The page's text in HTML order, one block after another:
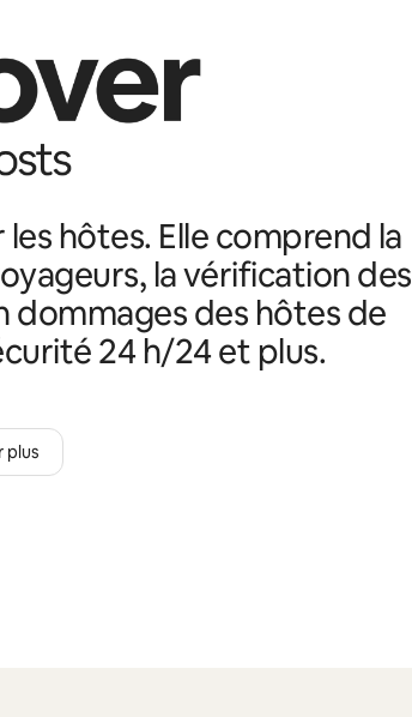
hôtes. Elle comprend la
la vérification des
dommages des hôtes de
24 h/24 et plus.
plus